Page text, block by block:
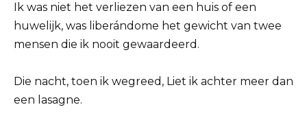
Ik was niet het verliezen van een huis of een
huwelijk, was liberándome het gewicht van twee
mensen die ik nooit gewaardeerd.
Die nacht, toen ik wegreed, Liet ik achter meer dan
een lasagne.